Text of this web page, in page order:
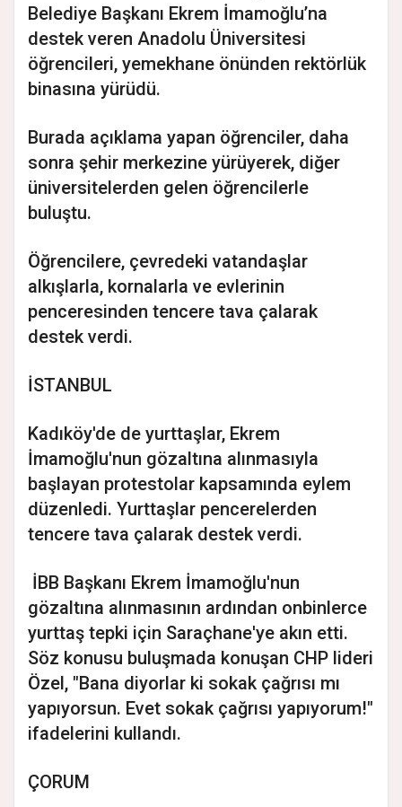
Belediye Başkanı Ekrem İmamoğlu’na
destek veren Anadolu Üniversitesi
öğrencileri, yemekhane önünden rektörlük
binasına yürüdü.
Burada açıklama yapan öğrenciler, daha
sonra şehir merkezine yürüyerek, diğer
üniversitelerden gelen öğrencilerle
buluştu.
Öğrencilere, çevredeki vatandaşlar
alkışlarla, kornalarla ve evlerinin
penceresinden tencere tava çalarak
destek verdi.
İSTANBUL
Kadıköy'de de yurttaşlar, Ekrem
İmamoğlu'nun gözaltına alınmasıyla
başlayan protestolar kapsamında eylem
düzenledi. Yurttaşlar pencerelerden
tencere tava çalarak destek verdi.
İBB Başkanı Ekrem İmamoğlu'nun
gözaltına alınmasının ardından onbinlerce
yurttaş tepki için Saraçhane'ye akın etti.
Söz konusu buluşmada konuşan CHP lideri
Özel, "Bana diyorlar ki sokak çağrısı mı
yapıyorsun. Evet sokak çağrısı yapıyorum!"
ifadelerini kullandı.
ÇORUM